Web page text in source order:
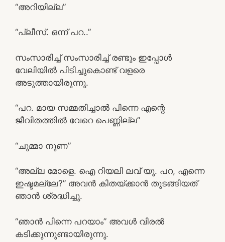
“അറിയില്ല”
“പ്ലീസ്. ഒന്ന് പറ..”
സംസാരിച്ച് സംസാരിച്ച് രണ്ടും ഇപ്പോള്‍
വേലിയില്‍ പിടിച്ചുകൊണ്ട് വളരെ
അടുത്തായിരുന്നു.
“പറ. മായ സമ്മതിച്ചാല്‍ പിന്നെ എന്റെ
ജീവിതത്തില്‍ വേറെ പെണ്ണില്ല”
“ചുമ്മാ നുണ”
“അല്ല മോളെ. ഐ റിയലി ലവ് യൂ. പറ, എന്നെ
ഇഷ്ടമല്ലേ?” അവന്‍ കിതയ്ക്കാന്‍ തുടങ്ങിയത്
ഞാന്‍ ശ്രദ്ധിച്ചു.
“ഞാന്‍ പിന്നെ പറയാം” അവള്‍ വിരല്‍
കടിക്കുന്നുണ്ടായിരുന്നു.